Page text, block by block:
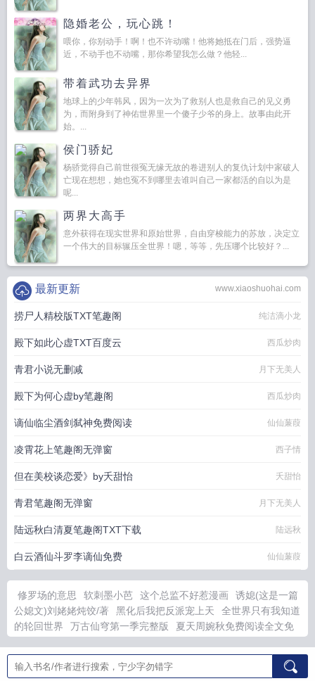
隐婚老公，玩心跳！
喂你，你别动手！啊！也不许动嘴！他将她抵在门后，强势逼
近，不动手也不动嘴，那你希望我怎么做？他轻...
带着武功去异界
地球上的少年韩风，因为一次为了救别人也是救自己的见义勇
为，而附身到了神佑世界里一个傻子少爷的身上。故事由此开
始。...
侯门骄妃
杨骄觉得自己前世很冤无缘无故的卷进别人的复仇计划中家破人
亡现在想想，她也冤不到哪里去谁叫自己一家都活的自以为是
呢...
两界大高手
意外获得在现实世界和原始世界，自由穿梭能力的苏放，决定立
一个伟大的目标辗压全世界！嗯，等等，先压哪个比较好？...
www.xiaoshuohai.com
最新更新
捞尸人精校版TXT笔趣阁 纯洁滴小龙
殿下如此心虚TXT百度云 西瓜炒肉
青君小说无删减 月下无美人
殿下为何心虚by笔趣阁 西瓜炒肉
谪仙临尘酒剑弑神免费阅读 仙仙蒹葭
凌霄花上笔趣阁无弹窗 西子情
但在美校谈恋爱》by夭甜怡 夭甜怡
青君笔趣阁无弹窗 月下无美人
陆远秋白清夏笔趣阁TXT下载 陆远秋
白云酒仙斗罗李谪仙免费 仙仙蒹葭
修罗场的意思 软刺墨小芭 这个总监不好惹漫画
诱媳(这是一篇
公媳文)刘姥姥炖饺/著
黑化后我把反派宠上天
全世界只有我知道
的轮回世界
万古仙穹第一季完整版
夏天周婉秋免费阅读全文免
免费阅读
猫咪养人指南图片 都市圣手神医江景辰猫族皇子
汉末
地图十三州精确到郡
终此一生意思 丫鬟玲珑免